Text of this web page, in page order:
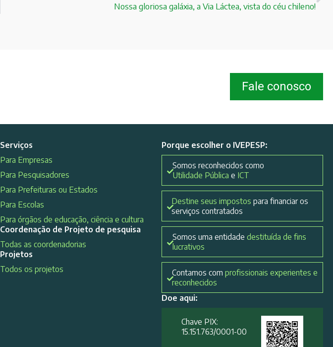
Nossa gloriosa galáxia, a Via Láctea, vista do céu chileno!
Fale conosco
Serviços
Para Empresas
Para Pesquisadores
Para Prefeituras ou Estados
Para Escolas
Para órgãos de educação, ciência e cultura
Coordenação de Projeto de pesquisa
Todas as coordenadorias
Projetos
Todos os projetos
Porque escolher o IVEPESP:
Somos reconhecidos como
Utilidade Pública e ICT
Destine seus impostos para financiar os
serviços contratados
Somos uma entidadedestituída de fins
lucrativos
Contamos com profissionais experientes e
reconhecidos
Doe aqui:
Chave PIX:
15.151.763/0001-00​